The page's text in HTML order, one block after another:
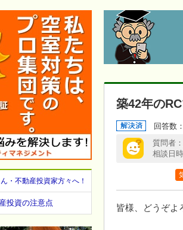
築42年の
回答数
質問者：
相談日
皆様、どうぞよ
・不動産投資家方々へ！
投資の注意点